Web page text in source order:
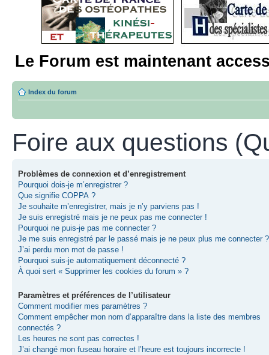
Le Forum est maintenant
Index du forum
Foire aux questions
Problèmes de connexion et d’enregistrement
Pourquoi dois-je m’enregistrer ?
Que signifie COPPA ?
Je souhaite m’enregistrer, mais je n’y parviens pas !
Je suis enregistré mais je ne peux pas me connecter !
Pourquoi ne puis-je pas me connecter ?
Je me suis enregistré par le passé mais je ne peux plus me connecter
J’ai perdu mon mot de passe !
Pourquoi suis-je automatiquement déconnecté ?
À quoi sert « Supprimer les cookies du forum » ?
Paramètres et préférences de l’utilisateur
Comment modifier mes paramètres ?
Comment empêcher mon nom d’apparaître dans la liste des membres
connectés ?
Les heures ne sont pas correctes !
J’ai changé mon fuseau horaire et l’heure est toujours incorrecte !